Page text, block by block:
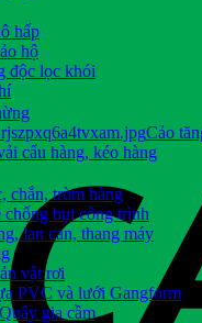
hấp
hộ
độc lọc khói
Cảo
cẩu hàng, kéo hàng
chắn, trùm hàng
bụi công trình
lan can, thang máy
vật rơi
PVC và lưới Gangform
gia cầm